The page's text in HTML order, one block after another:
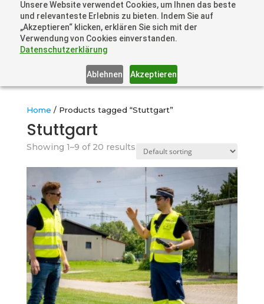
Unsere Website verwendet Cookies, um Ihnen das beste
und relevanteste Erlebnis zu bieten. Indem Sie auf
„Akzeptieren“ klicken, erklären Sie sich mit der
Verwendung von Cookies einverstanden.
Datenschutzerklärung
Ablehnen Akzeptieren
+41 44505 6667 oder +49 157 3598 0006
info@dronelions.academy
Home / Products tagged “Stuttgart”
Stuttgart
Showing 1–9 of 20 results